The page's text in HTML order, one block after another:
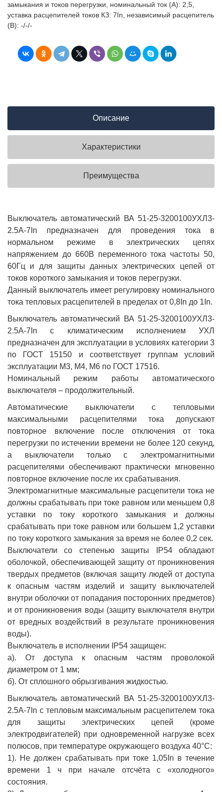
замыкания и токов перегрузки, номинальный ток (А): 2,5,
уставка расцепителей токов КЗ: 7In, независимый расцепитель
(В): -/-/-
Описание
Характеристики
Преимущества
Выключатель автоматический ВА 51-25-3200100УХЛ3-
2.5А-7In предназначен для проведения тока в
нормальном режиме в электрических цепях
напряжением до 660В переменного тока частоты 50,
60Гц и для защиты данных электрических цепей от
токов короткого замыкания и токов перегрузки.
Данный выключатель имеет регулировку номинального
тока тепловых расцепителей в пределах от 0,8In до 1In.
Выключатель автоматический ВА 51-25-3200100УХЛ3-
2.5А-7In с климатическим исполнением УХЛ
предназначен для эксплуатации в условиях категории 3
по ГОСТ 15150 и соответствует группам условий
эксплуатации М3, М4, М6 по ГОСТ 17516.
Номинальный режим работы автоматического
выключателя – продолжительный.
Автоматические выключатели с тепловыми
максимальными расцепителями тока допускают
повторное включение после отключения от тока
перегрузки по истечении времени не более 120 секунд,
а выключатели только с электромагнитными
расцепителями обеспечивают практически мгновенно
повторное включение после их срабатывания.
Электромагнитные максимальные расцепители тока не
должны срабатывать при токе равном или меньшем 0,8
уставки по току короткого замыкания и должны
срабатывать при токе равном или большем 1,2 уставки
по току короткого замыкания за время не более 0,2 сек.
Выключатели со степенью защиты IP54 обладают
оболочкой, обеспечивающей защиту от проникновения
твердых предметов (включая защиту людей от доступа
к опасным частям изделий и защиту выключателей
внутри оболочки от попадания посторонних предметов)
и от проникновения воды (защиту выключателя внутри
от вредных воздействий в результате проникновения
воды).
Выключатель в исполнении IP54 защищен:
а). От доступа к опасным частям проволокой
диаметром от 1 мм;
б). От сплошного обрызгивания жидкостью.
Выключатель автоматический ВА 51-25-3200100УХЛ3-
2.5А-7In с тепловым максимальным расцепителем тока
для защиты электрических цепей (кроме
электродвигателей) при одновременной нагрузке всех
полюсов, при температуре окружающего воздуха 40°С:
1). Не должен срабатывать при токе 1,05In в течение
времени 1 ч при начале отсчёта с «холодного»
состояния.